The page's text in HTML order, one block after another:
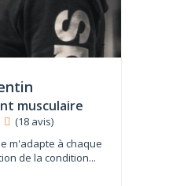
musculaire
(18 avis)
m'adapte à chaque
de la condition...